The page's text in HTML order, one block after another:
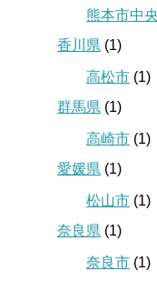
熊本市中
香川県 (1)
高松市 (1)
群馬県 (1)
高崎市 (1)
愛媛県 (1)
松山市 (1)
奈良県 (1)
奈良市 (1)